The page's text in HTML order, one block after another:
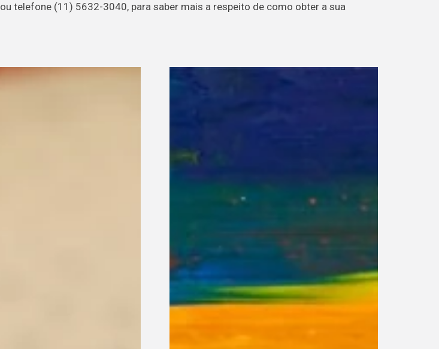
ou telefone (11) 5632-3040, para saber mais a respeito de como obter a sua